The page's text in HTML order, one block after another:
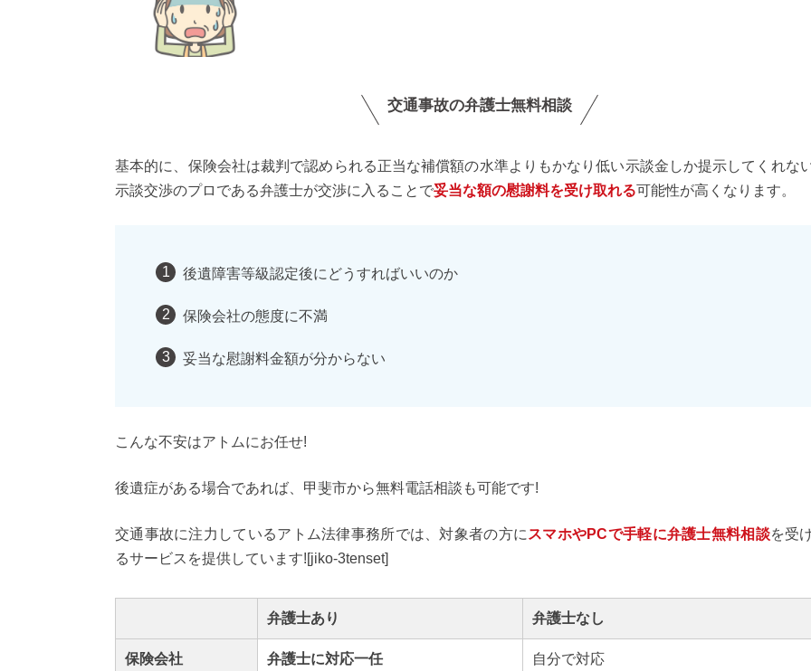
交通事故の弁護士無料相談
基本的に、保険会社は裁判で認められる正当な補償額の水準よりもかなり低い示談金しか提示してくれな
示談交渉のプロである弁護士が交渉に入ることで妥当な額の慰謝料を受け取れる可能性が高くなります。
後遺障害等級認定後にどうすればいいのか
保険会社の態度に不満
妥当な慰謝料金額が分からない
こんな不安はアトムにお任せ!
後遺症がある場合であれば、甲斐市から無料電話相談も可能です!
交通事故に注力しているアトム法律事務所では、対象者の方に スマホやPCで手軽に弁護士無料相談を受
るサービスを提供しています![jiko-3tenset]
弁護士あり 弁護士なし
保険会社 弁護士に対応一任 自分で対応